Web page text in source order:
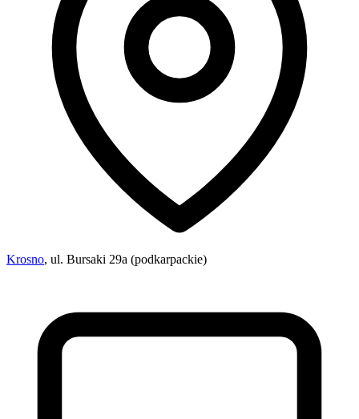
Krosno, ul. Bursaki 29a (podkarpackie)